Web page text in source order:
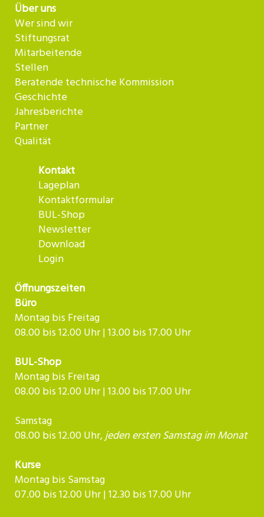
Über uns
Wer sind wir
Stiftungsrat
Mitarbeitende
Stellen
Beratende technische Kommission
Geschichte
Jahresberichte
Partner
Qualität
Kontakt
Lageplan
Kontaktformular
BUL-Shop
Newsletter
Download
Login
Öffnungszeiten
Büro
Montag bis Freitag
08.00 bis 12.00 Uhr | 13.00 bis 17.00 Uhr
BUL-Shop
Montag bis Freitag
08.00 bis 12.00 Uhr | 13.00 bis 17.00 Uhr
Samstag
08.00 bis 12.00 Uhr,jeden ersten Samstag im Monat
Kurse
Montag bis Samstag
07.00 bis 12.00 Uhr | 12.30 bis 17.00 Uhr​​​​​​